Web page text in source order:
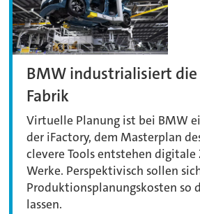
BMW industrialisiert
Fabrik
Virtuelle Planung ist bei BMW
der iFactory, dem Masterplan
clevere Tools entstehen
Werke. Perspektivisch sollen
Produktionsplanungskosten so
lassen.